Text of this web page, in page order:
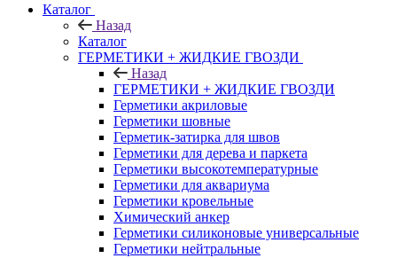
Каталог
Назад
Каталог
ГЕРМЕТИКИ + ЖИДКИЕ ГВОЗДИ
Назад
ГЕРМЕТИКИ + ЖИДКИЕ ГВОЗДИ
Герметики акриловые
Герметики шовные
Герметик-затирка для швов
Герметики для дерева и паркета
Герметики высокотемпературные
Герметики для аквариума
Герметики кровельные
Химический анкер
Герметики силиконовые универсальные
Герметики нейтральные